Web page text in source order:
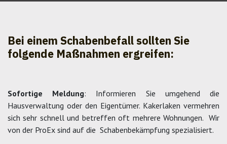
Bei einem Schabenbefall sollten Sie
folgende Maßnahmen ergreifen:
Sofortige Meldung: Informieren Sie umgehend die
Hausverwaltung oder den Eigentümer. Kakerlaken vermehren
sich sehr schnell und betreffen oft mehrere Wohnungen. Wir
von der ProEx sind auf die Schabenbekämpfung spezialisiert.